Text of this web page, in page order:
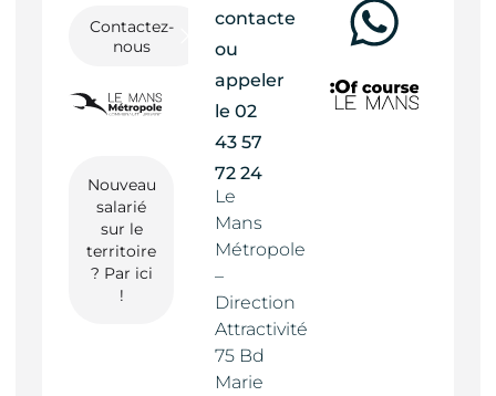
Contactez-
nous
Nouveau
salarié
sur le
territoire
? Par ici
!
contacter
ou
appeler
le02
43 57
72 24
Le
Mans
Métropole
–
Direction
Attractivité
75 Bd
Marie